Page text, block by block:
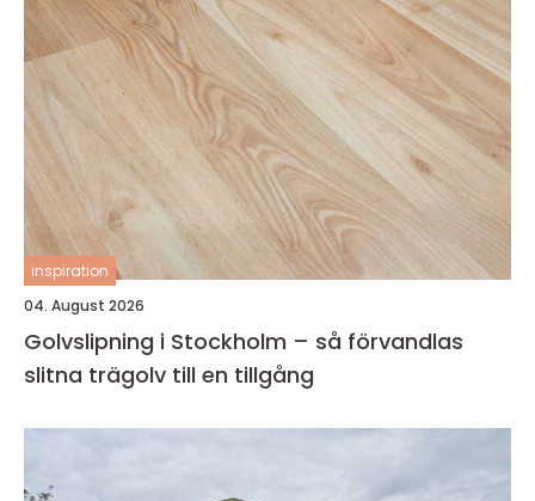
inspiration
04. August 2026
Golvslipning i Stockholm – så förvandlas
slitna trägolv till en tillgång